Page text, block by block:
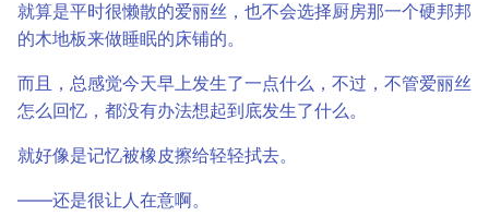
就算是平时很懒散的爱丽丝，也不会选择厨房那一个硬邦邦
的木地板来做睡眠的床铺的。
而且，总感觉今天早上发生了一点什么，不过，不管爱丽丝
怎么回忆，都没有办法想起到底发生了什么。
就好像是记忆被橡皮擦给轻轻拭去。
――还是很让人在意啊。